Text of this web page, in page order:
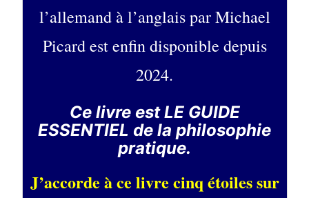
l’allemand à l’anglais par Michael
Picard est enfin disponible depuis
2024.
Ce livre est LE GUIDE
ESSENTIEL de la philosophie
pratique.
J’accorde à ce livre cinq étoiles sur